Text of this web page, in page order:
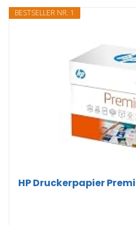
BESTSELLER NR. 1
HP Druckerpapier